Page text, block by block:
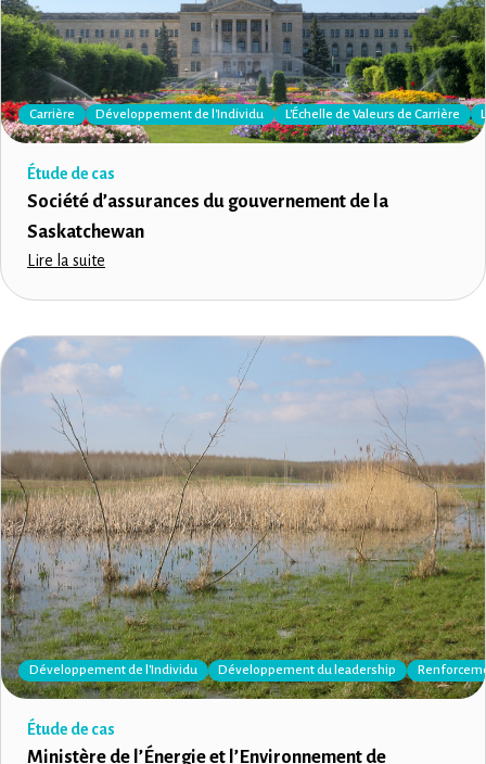
Carrière Développement de l'Individu L'Échelle de Valeurs de Carrière
Étude de cas
Société d’assurances du gouvernement de la
Saskatchewan
Lire la suite
Développement de l'Individu Développement du leadership
Étude de cas
Ministère de l’Énergie et l’Environnement de